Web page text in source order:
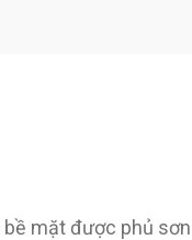
mặt được phủ sơn